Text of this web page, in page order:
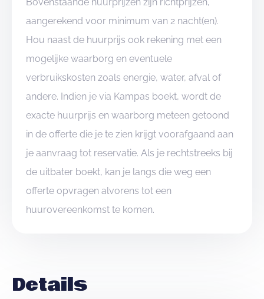
aangerekend voor minimum van 2 nacht(en).
Hou naast de huurprijs ook rekening met een
mogelijke waarborg en eventuele
verbruikskosten zoals energie, water, afval of
andere. Indien je via Kampas boekt, wordt de
exacte huurprijs en waarborg meteen getoond
in de offerte die je te zien krijgt voorafgaand aan
je aanvraag tot reservatie. Als je rechtstreeks bij
de uitbater boekt, kan je langs die weg een
offerte opvragen alvorens tot een
huurovereenkomst te komen.
Details